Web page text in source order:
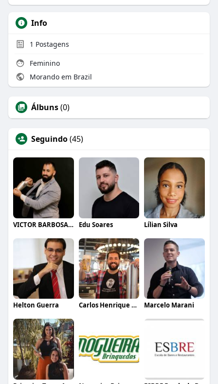
Info
1 Postagens
Feminino
Morando em Brazil
Álbuns(0)
Seguindo(45)
VICTOR BARBOSA QUARANTA Edu Soares Lílian Silva
Helton Guerra Carlos Henrique de Faria Vasconcelos Marcelo Marani